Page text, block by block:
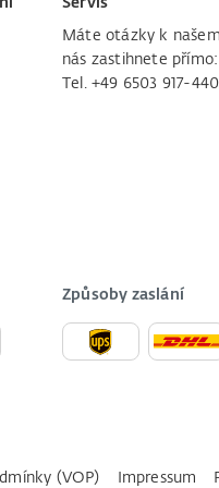
Servis
Máte otázky k
nás zastihnete přímo:
Tel. +49 6503 917-440
Způsoby zaslání
(VOP) Impressum